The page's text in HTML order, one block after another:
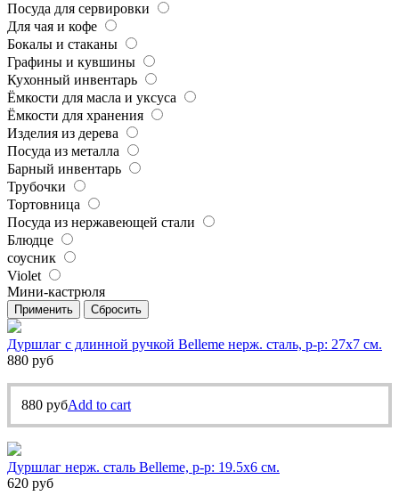
Посуда для сервировки
Для чая и кофе
Бокалы и стаканы
Графины и кувшины
Кухонный инвентарь
Ёмкости для масла и уксуса
Ёмкости для хранения
Изделия из дерева
Посуда из металла
Барный инвентарь
Трубочки
Тортовница
Посуда из нержавеющей стали
Блюдце
соусник
Violet
Мини-кастрюля
Применить Сбросить
Дуршлаг с длинной ручкой Belleme нерж. сталь, р-р: 27х7 см.
880 руб
880 рубAdd to cart
Дуршлаг нерж. сталь Belleme, р-р: 19.5х6 см.
620 руб